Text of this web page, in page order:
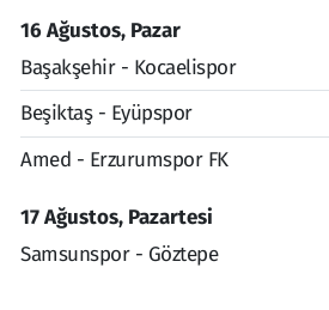
16 Ağustos, Pazar
Başakşehir - Kocaelispor
Beşiktaş - Eyüpspor
Amed - Erzurumspor FK
17 Ağustos, Pazartesi
Samsunspor - Göztepe